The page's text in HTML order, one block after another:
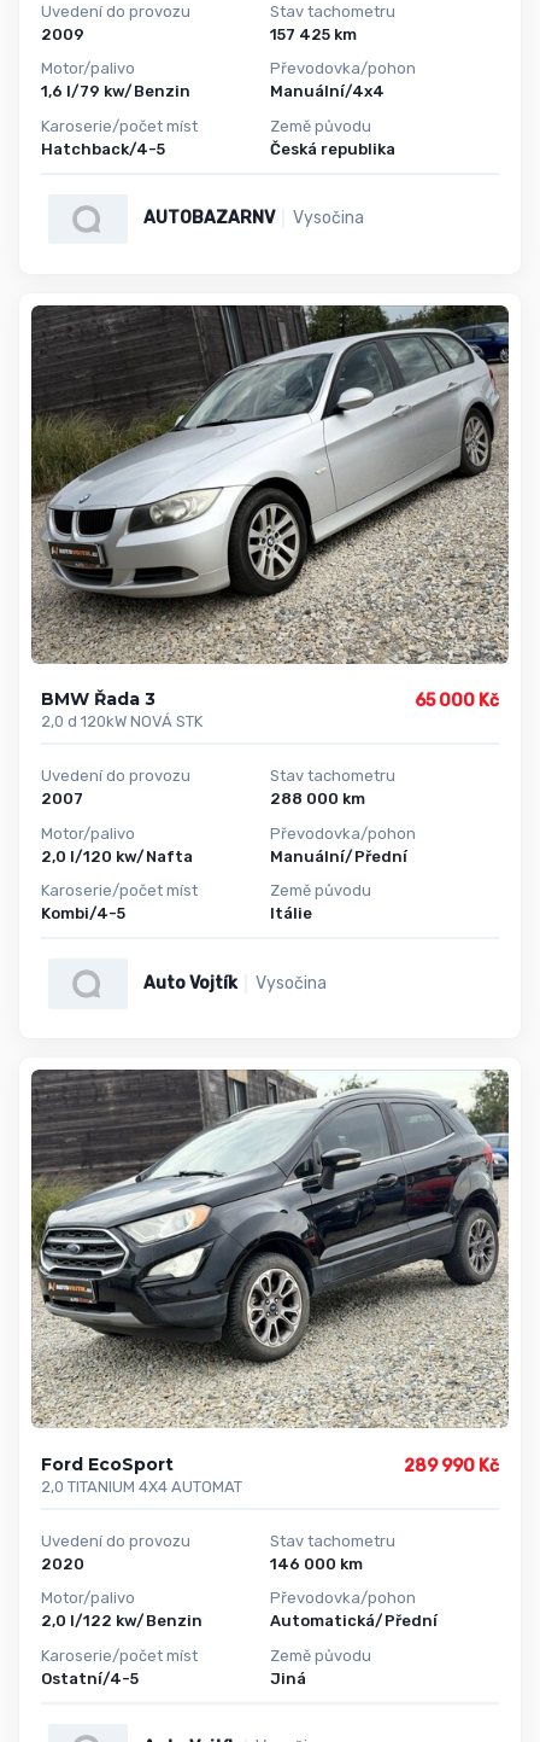
Uvedení do provozu
2009
Motor/palivo
1,6 l/79 kw/Benzin
Karoserie/počet míst
Hatchback/4-5
Stav tachometru
157 425 km
Převodovka/pohon
Manuální/4x4
Země původu
Česká republika
AUTOBAZARNV Vysočina
BMW Řada 3
2,0 d 120kW NOVÁ STK
65 000 Kč
Uvedení do provozu
2007
Motor/palivo
2,0 l/120 kw/Nafta
Karoserie/počet míst
Kombi/4-5
Stav tachometru
288 000 km
Převodovka/pohon
Manuální/Přední
Země původu
Itálie
Auto Vojtík Vysočina
Ford EcoSport
2,0 TITANIUM 4X4 AUTOMAT
289 990 Kč
Uvedení do provozu
2020
Motor/palivo
2,0 l/122 kw/Benzin
Karoserie/počet míst
Ostatní/4-5
Stav tachometru
146 000 km
Převodovka/pohon
Automatická/Přední
Země původu
Jiná